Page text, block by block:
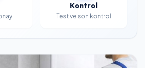
Kontrol
Test ve son kontrol